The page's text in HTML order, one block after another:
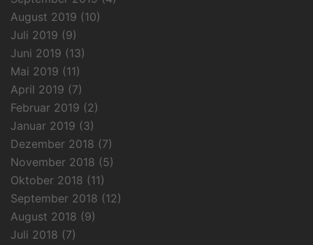
August 2019 (10)
Juli 2019 (9)
Juni 2019 (13)
Mai 2019 (11)
April 2019 (7)
Februar 2019 (2)
Januar 2019 (3)
Dezember 2018 (7)
November 2018 (5)
Oktober 2018 (11)
September 2018 (12)
August 2018 (9)
Juli 2018 (7)